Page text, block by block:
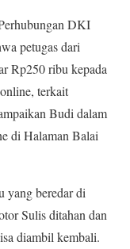
DKI
petugas dari
Rp250 ribu kepada
terkait
Budi dalam
di Halaman Balai
yang beredar di
Sulis ditahan dan
diambil kembali.